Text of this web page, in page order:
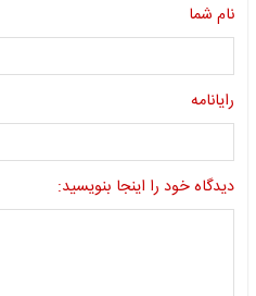
نام شما
رایانامه
دیدگاه خود را اینجا بنویسید: